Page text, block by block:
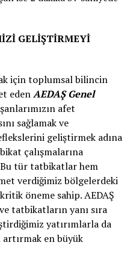
GELİŞTİRMEYİ
için toplumsal bilincin
edenAEDAŞ Genel
afet
sağlamak ve
geliştirmek adına
çalışmalarına
Bu tür tatbikatlar hem
verdiğimiz bölgelerdeki
öneme sahip. AEDAŞ
tatbikatların yanı sıra
yatırımlarla da
artırmak en büyük